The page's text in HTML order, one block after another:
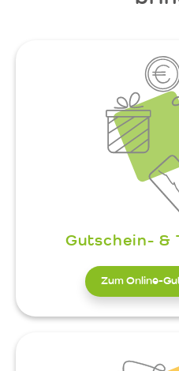
Gutschein- &
Zum Online-